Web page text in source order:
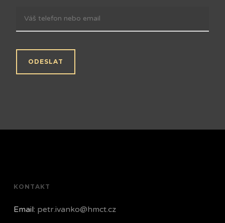
KONTAKT
Email: petr.ivanko@hmct.cz